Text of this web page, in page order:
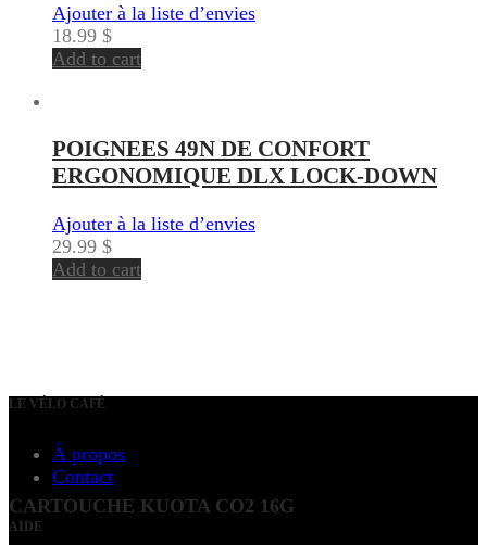
Ajouter à la liste d’envies
18.99 $
Add to cart
POIGNEES 49N DE CONFORT
ERGONOMIQUE DLX LOCK-DOWN
Ajouter à la liste d’envies
29.99 $
Add to cart
CARTOUCHE KUOTA CO2 16G
LE VÉLO CAFÉ
À propos
Contact
AIDE